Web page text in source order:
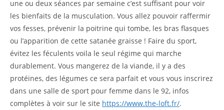
une ou deux séances par semaine c’est suffisant pour voir
les bienfaits de la musculation. Vous allez pouvoir raffermir
vos fesses, prévenir la poitrine qui tombe, les bras flasques
ou l’apparition de cette satanée graisse ! Faire du sport,
évitez les féculents voila le seul régime qui marche
durablement. Vous mangerez de la viande, il y a des
protéines, des légumes ce sera parfait et vous vous inscrirez
dans une salle de sport pour femme dans le 92, infos
complètes à voir sur le site https://www.the-loft.fr/.